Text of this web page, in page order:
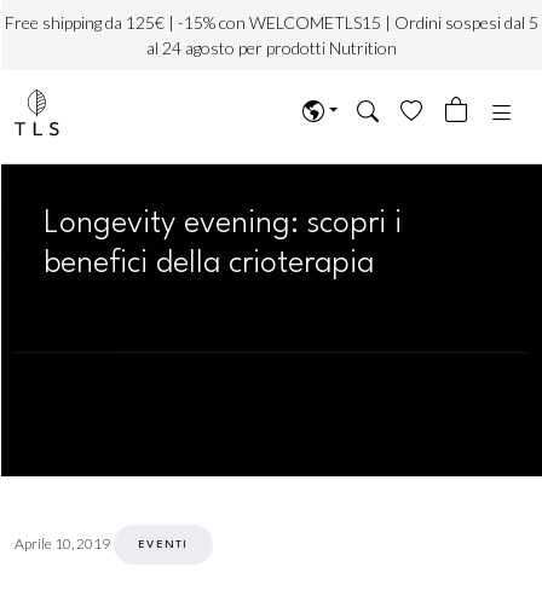
Free shipping da 125€ | -15% con WELCOMETLS15 | Ordini sospesi dal 5
al 24 agosto per prodotti Nutrition
Longevity evening: scopri i
benefici della crioterapia
Aprile 10, 2019 EVENTI